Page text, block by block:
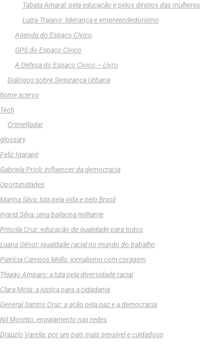
Tabata Amaral: pela educação e pelos direitos das mulheres
Luiza Trajano: liderança e empreendedorismo
Agenda do Espaço Cívico
GPS do Espaço Cívico
A Defesa do Espaço Cívico – Livro
Diálogos sobre Segurança Urbana
home acervo
Tech
CrimeRadar
glossary
Feliz Igarapé
Gabriela Prioli: influencer da democracia
Oportunidades
Marina Silva: luta pela vida e pelo Brasil
Ingrid Silva: uma bailarina militante
Priscila Cruz: educação de qualidade para todos
Luana Génot: igualdade racial no mundo do trabalho
Patrícia Campos Mello: jornalismo com coragem
Thiago Amparo: a luta pela diversidade racial
Clara Mota: a justiça para a cidadania
General Santos Cruz: a ação pela paz e a democracia
Nil Moretto: engajamento nas redes
Drauzio Varella: por um país mais sensível e cuidadoso